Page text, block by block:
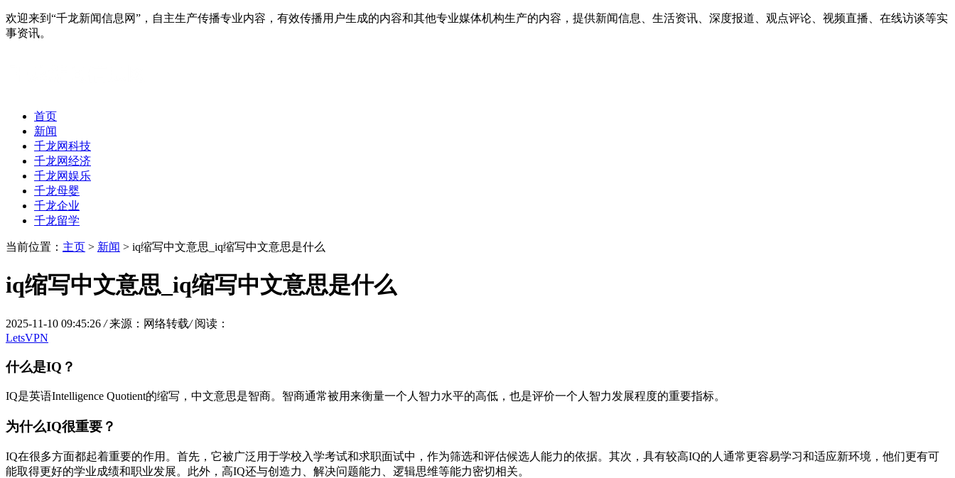
欢迎来到“千龙新闻信息网”，自主生产传播专业内容，有效传播用户生成的内容和其他专业媒体机构生产的内容，提供新闻信息、生活资讯、深度报道、观点评论、视频直播、在线访谈等实
事资讯。
首页
新闻
千龙网科技
千龙网经济
千龙网娱乐
千龙母婴
千龙企业
千龙留学
当前位置： 主页 > 新闻 > iq缩写中文意思_iq缩写中文意思是什么
iq缩写中文意思_iq缩写中文意思是什么
2025-11-10 09:45:26 / 来源：网络转载/ 阅读：
LetsVPN
什么是IQ？
IQ是英语Intelligence Quotient的缩写，中文意思是智商。智商通常被用来衡量一个人智力水平的高低，也是评价一个人智力发展程度的重要指标。
为什么IQ很重要？
IQ在很多方面都起着重要的作用。首先，它被广泛用于学校入学考试和求职面试中，作为筛选和评估候选人能力的依据。其次，具有较高IQ的人通常更容易学习和适应新环境，他们更有可
能取得更好的学业成绩和职业发展。此外，高IQ还与创造力、解决问题能力、逻辑思维等能力密切相关。